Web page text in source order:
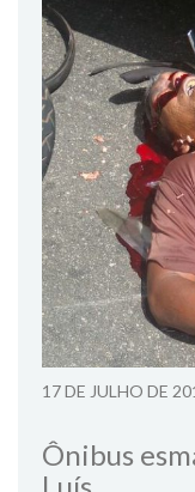
17 DE JULHO DE
Ônibus